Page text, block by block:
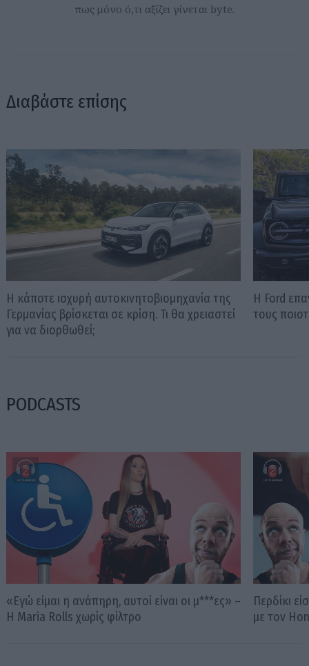
πως μόνο ό,τι αξίζει γίνεται byte.
Διαβάστε επίσης
Η κάποτε ισχυρή αυτοκινητοβιομηχανία της
Γερμανίας βρίσκεται σε κρίση. Τι θα χρειαστεί
για να διορθωθεί;
Η Ford
τους
PODCASTS
«Εγώ είμαι η ανάπηρη, αυτοί είναι οι μ***ες» –
Η Maria Rolls χωρίς φίλτρο
Περδίκι
με τον